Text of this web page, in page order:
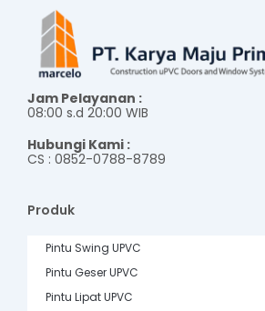
Jam Pelayanan :
08:00 s.d 20:00 WIB
Hubungi Kami :
CS : 0852-0788-8789
Produk
Pintu Swing UPVC
Pintu Geser UPVC
Pintu Lipat UPVC